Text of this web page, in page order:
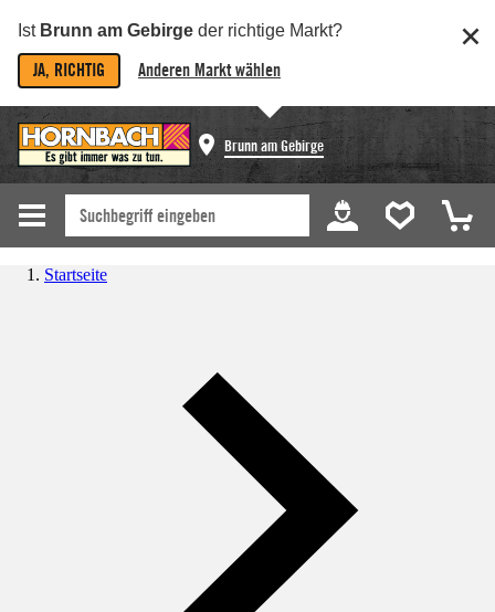
Ist Brunn am Gebirge der richtige Markt?
JA, RICHTIG Anderen Markt wählen
Brunn am Gebirge
Startseite